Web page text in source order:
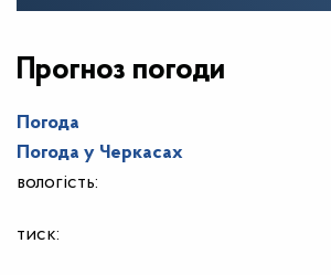
Прогноз погоди
Погода
Погода у Черкасах
вологість:
тиск: